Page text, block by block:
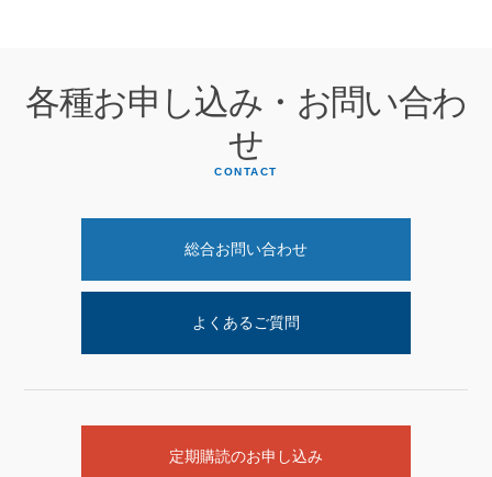
各種お申し込み・お問い合わ
せ
CONTACT
総合お問い合わせ
よくあるご質問
定期購読のお申し込み